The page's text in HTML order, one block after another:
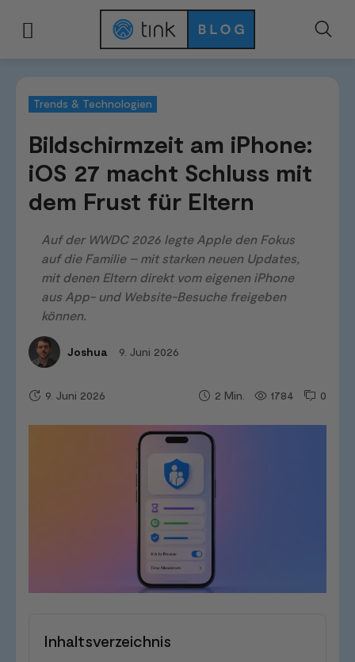
Trends & Technologien
Bildschirmzeit am iPhone:
iOS 27 macht Schluss mit
dem Frust für Eltern
Auf der WWDC 2026 legte Apple den Fokus
auf die Familie – mit starken neuen Updates,
mit denen Eltern direkt vom eigenen iPhone
aus App- und Website-Besuche freigeben
können.
Joshua 9. Juni 2026
0
1784
2 Min.
9. Juni 2026
Inhaltsverzeichnis